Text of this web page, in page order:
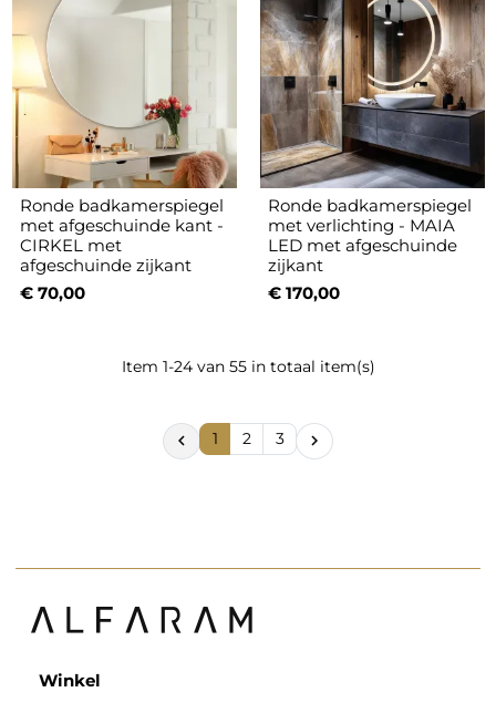
Ronde badkamerspiegel
met afgeschuinde kant -
CIRKEL met
afgeschuinde zijkant
€ 70,00
Ronde badkamerspiegel
met verlichting - MAIA
LED met afgeschuinde
zijkant
€ 170,00
Item 1-24 van 55 in totaal item(s)
 1 2 3 
Winkel